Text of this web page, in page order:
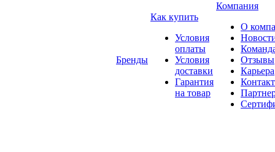
Бренды
Как купить
Условия
оплаты
Условия
доставки
Гарантия
на товар
Компания
О
Отзывы
Карьера